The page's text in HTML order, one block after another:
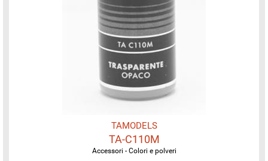
TAMODELS
TA-C110M
Accessori - Colori e polveri